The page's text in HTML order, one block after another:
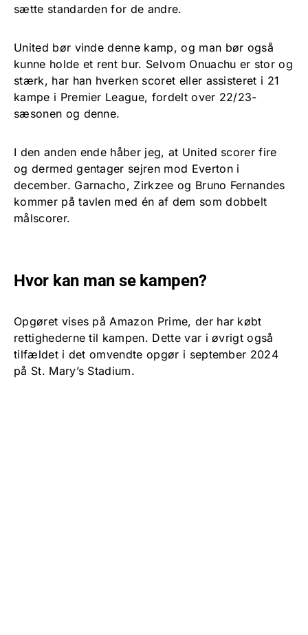
sætte standarden for de andre.
United bør vinde denne kamp, og man bør også
kunne holde et rent bur. Selvom Onuachu er stor og
stærk, har han hverken scoret eller assisteret i 21
kampe i Premier League, fordelt over 22/23-
sæsonen og denne.
I den anden ende håber jeg, at United scorer fire
og dermed gentager sejren mod Everton i
december. Garnacho, Zirkzee og Bruno Fernandes
kommer på tavlen med én af dem som dobbelt
målscorer.
Hvor kan man se kampen?
Opgøret vises på Amazon Prime, der har købt
rettighederne til kampen. Dette var i øvrigt også
tilfældet i det omvendte opgør i september 2024
på St. Mary’s Stadium.